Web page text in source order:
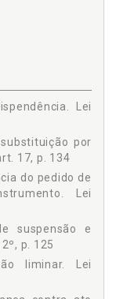
p. 37
coatora, p. 47
do mérito, p.
p. 54
Lei
por
17, p. 134
do pedido de
Lei
suspensão e
p. 125
liminar. Lei